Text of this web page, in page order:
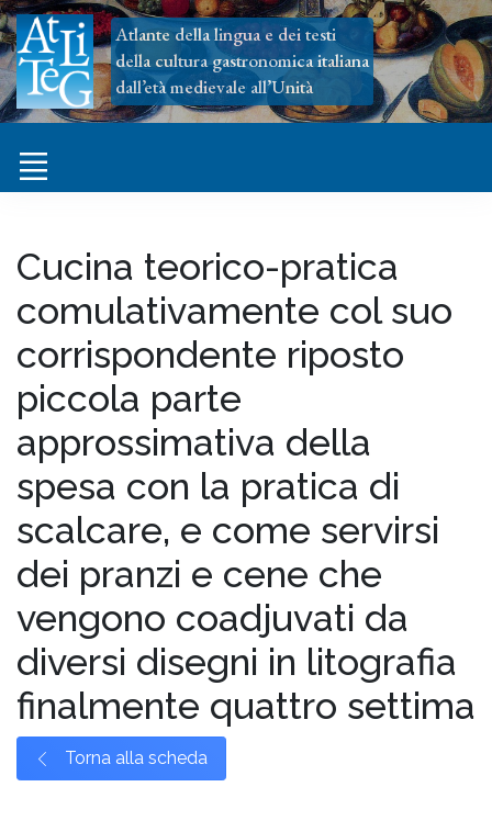
Atlante della lingua e dei testi
della cultura gastronomica italiana
dall’età medievale all’Unità
Cucina teorico-pratica
comulativamente col suo
corrispondente riposto
piccola parte
approssimativa della
spesa con la pratica di
scalcare, e come servirsi
dei pranzi e cene che
vengono coadjuvati da
diversi disegni in litografia
finalmente quattro settima
Torna alla scheda